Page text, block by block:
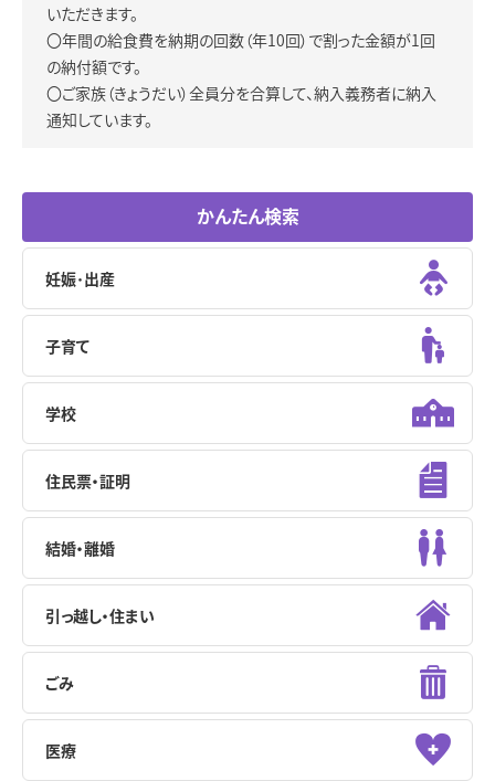
いただきます。
〇年間の給食費を納期の回数（年10回）で割った金額が1回
の納付額です。
〇ご家族（きょうだい）全員分を合算して、納入義務者に納入
通知しています。
かんたん検索
妊娠･出産
子育て
学校
住民票・証明
結婚・離婚
引っ越し・住まい
ごみ
医療